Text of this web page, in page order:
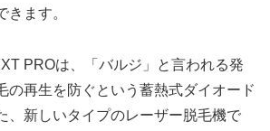
きます。
PROは、「バルジ」と言われる発
の再生を防ぐという蓄熱式ダイオード
、新しいタイプのレーザー脱毛機で